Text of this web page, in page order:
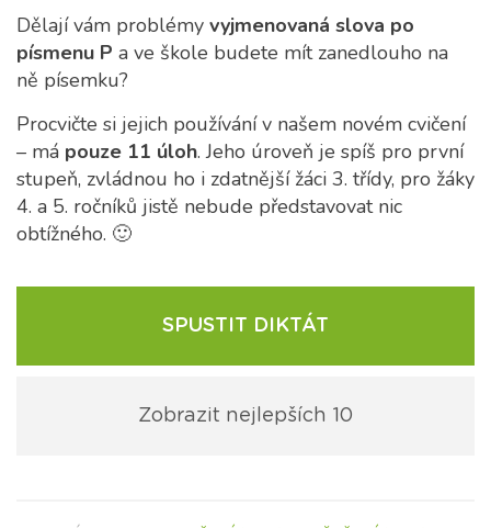
Dělají vám problémy vyjmenovaná slova po
písmenu P a ve škole budete mít zanedlouho na
ně písemku?
Procvičte si jejich používání v našem novém cvičení
– má pouze 11 úloh. Jeho úroveň je spíš pro první
stupeň, zvládnou ho i zdatnější žáci 3. třídy, pro žáky
4. a 5. ročníků jistě nebude představovat nic
obtížného. 🙂
SPUSTIT DIKTÁT
Zobrazit nejlepších 10